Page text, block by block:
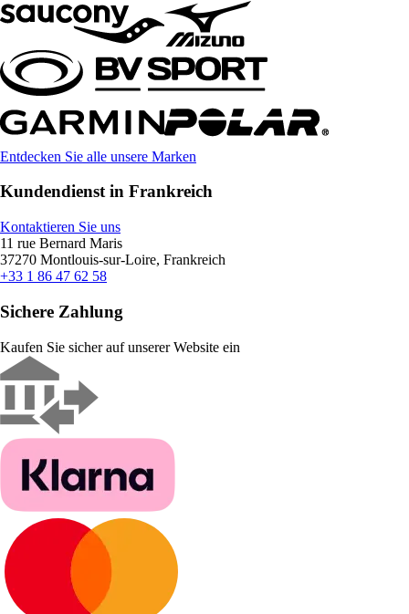
Entdecken Sie alle unsere Marken
Kundendienst in Frankreich
Kontaktieren Sie uns
11 rue Bernard Maris
37270 Montlouis-sur-Loire, Frankreich
+33 1 86 47 62 58
Sichere Zahlung
Kaufen Sie sicher auf unserer Website ein